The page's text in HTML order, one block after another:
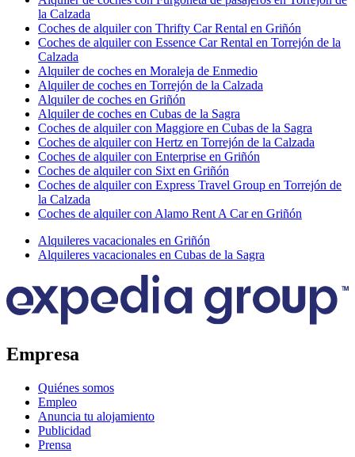
la Calzada
Coches de alquiler con Thrifty Car Rental en Griñón
Coches de alquiler con Essence Car Rental en Torrejón de la
Calzada
Alquiler de coches en Moraleja de Enmedio
Alquiler de coches en Torrejón de la Calzada
Alquiler de coches en Griñón
Alquiler de coches en Cubas de la Sagra
Coches de alquiler con Maggiore en Cubas de la Sagra
Coches de alquiler con Hertz en Torrejón de la Calzada
Coches de alquiler con Enterprise en Griñón
Coches de alquiler con Sixt en Griñón
Coches de alquiler con Express Travel Group en Torrejón de
la Calzada
Coches de alquiler con Alamo Rent A Car en Griñón
Alquileres vacacionales en Griñón
Alquileres vacacionales en Cubas de la Sagra
Empresa
Quiénes somos
Empleo
Anuncia tu alojamiento
Publicidad
Prensa